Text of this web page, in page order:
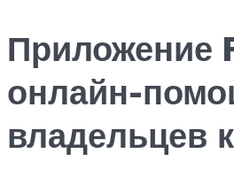
Приложение
онлайн-
владельцев